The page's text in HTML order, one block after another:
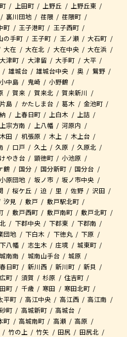
上田町 上野丘
上野丘東
裏川団地 荏隈
荏隈町
町 王子港町
王子西町
の手町 王子町 王ノ瀬
大石町
大在 大在北 大在中央
大在浜
大津町 大津留 大手町
大平
雄城台 雄城台中央 奥
鴛野
小中島 鬼崎
小野鶴
賀来 賀来北
賀来新川
片島 かたしま台 葛木
金池町
上春日町 上白木
上詰
上宗方南 上八幡
河原内
木田 机張原 木上
木上台
口戸 久土 久原
久原北
けやき台 顕徳町
小池原
鶴 国分 国分新町
国分台
小原団地 坂ノ市
坂ノ市中央
桜ケ丘 迫 里 佐野
沢田
汐見 敷戸
敷戸駅北町
敷戸西町 敷戸南町
敷戸北町
下郡中央 下郡東
下郡南
団地 下白木 下徳丸
下原
下八幡 志生木 庄境
城東町
城南南 城南山手台
城原
日町 新川西 新川町
新貝
町 須賀 杉原
住吉町
町 千歳 寒田
寒田北町
平町 高江中央 高江西
高江南
町 高城新町
高城台
町 高城南町 高瀬
高原
竹の上 竹矢 田尻
田尻北